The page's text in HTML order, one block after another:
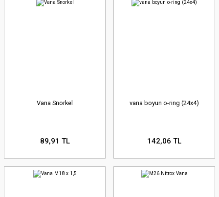
Vana Snorkel
89,91 TL
vana boyun o-ring (24x4)
142,06 TL